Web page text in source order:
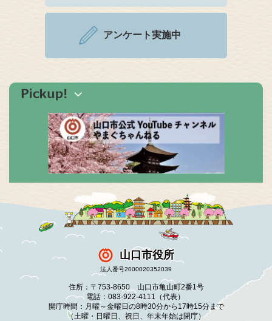
アンケート実施中
山口市役所
法人番号2000020352039
住所：〒753-8650 山口市亀山町2番1号
電話：083-922-4111（代表）
開庁時間：月曜～金曜日の8時30分から17時15分まで
（土曜・日曜日、祝日、年末年始は閉庁）